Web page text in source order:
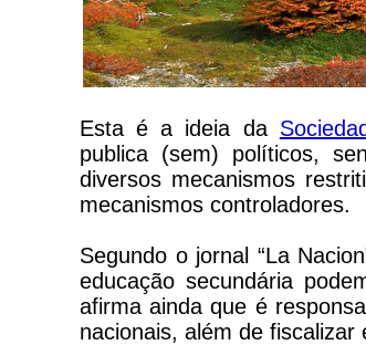
Esta é a ideia da
publica (sem) políticos,
diversos mecanismos
mecanismos controladores.
Segundo o jornal “La
educação secundária
afirma ainda que é
nacionais, além de